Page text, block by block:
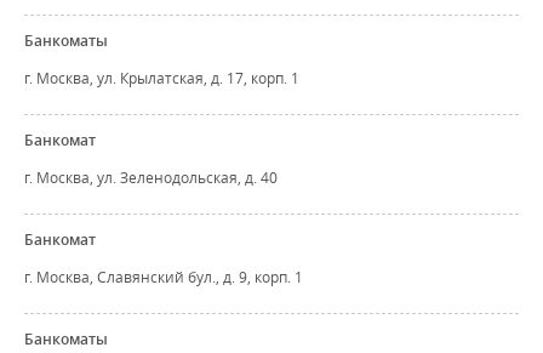
Банкоматы
г. Москва, ул. Крылатская, д. 17, корп. 1
Банкомат
г. Москва, ул. Зеленодольская, д. 40
Банкомат
г. Москва, Славянский бул., д. 9, корп. 1
Банкоматы